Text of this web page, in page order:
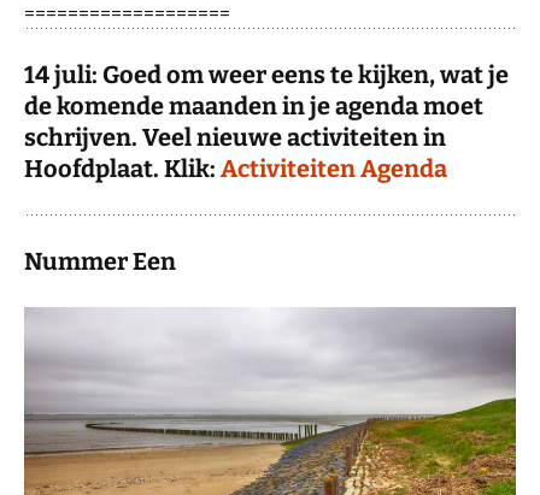
===================
14 juli: Goed om weer eens te kijken, wat je
de komende maanden in je agenda moet
schrijven. Veel nieuwe activiteiten in
Hoofdplaat. Klik: Activiteiten Agenda
Nummer Een